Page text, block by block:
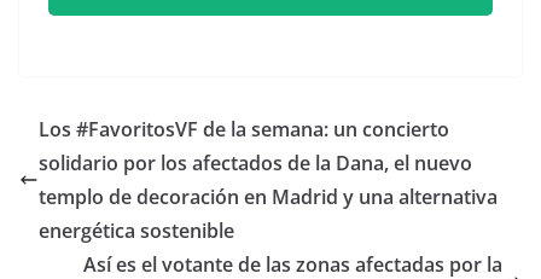
​Los #FavoritosVF de la semana: un concierto
solidario por los afectados de la Dana, el nuevo
templo de decoración en Madrid y una alternativa
energética sostenible
Así es el votante de las zonas afectadas por la